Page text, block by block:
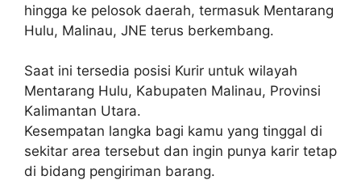
hingga ke pelosok daerah, termasuk Mentarang
Hulu, Malinau, JNE terus berkembang.
Saat ini tersedia posisi Kurir untuk wilayah
Mentarang Hulu, Kabupaten Malinau, Provinsi
Kalimantan Utara.
Kesempatan langka bagi kamu yang tinggal di
sekitar area tersebut dan ingin punya karir tetap
di bidang pengiriman barang.